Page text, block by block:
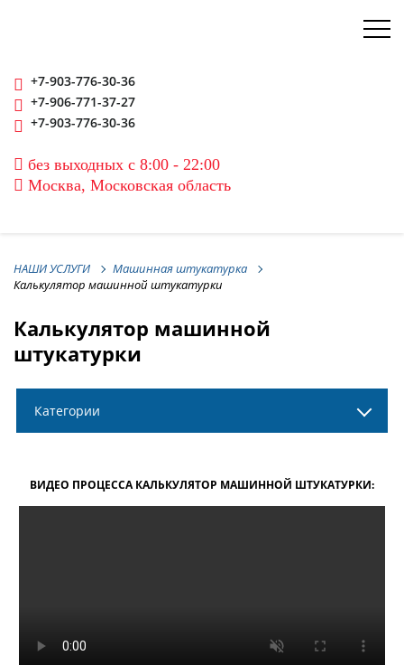
+7-903-776-30-36
+7-906-771-37-27
+7-903-776-30-36
без выходных с 8:00 - 22:00
Москва, Московская область
НАШИ УСЛУГИ
Машинная штукатурка
Калькулятор машинной штукатурки
Калькулятор машинной
штукатурки
Категории
ВИДЕО ПРОЦЕССА КАЛЬКУЛЯТОР МАШИННОЙ ШТУКАТУРКИ: